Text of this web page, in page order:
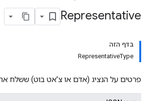
Representative
בדף הזה
RepresentativeType
פרטים על הנציג (אדם או צ'אט בוט) ששלח